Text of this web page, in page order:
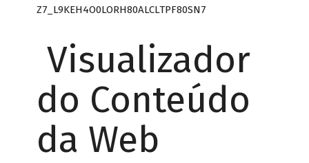
Z7_L9KEH4O0LORH80ALCLTPF80SN7
Visualizador
do Conteúdo
da Web